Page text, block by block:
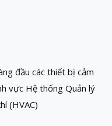
đầu các thiết bị cảm
vực Hệ thống Quản lý
(HVAC)